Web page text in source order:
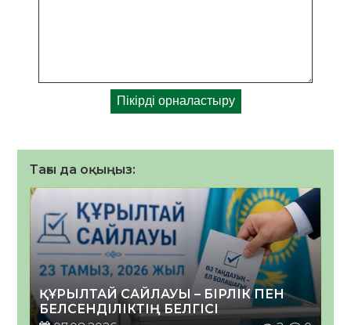
Тағы да оқыңыз:
ҚҰРЫЛТАЙ САЙЛАУЫ – БІРЛІК ПЕН
БЕЛСЕНДІЛІКТІҢ БЕЛГІСІ